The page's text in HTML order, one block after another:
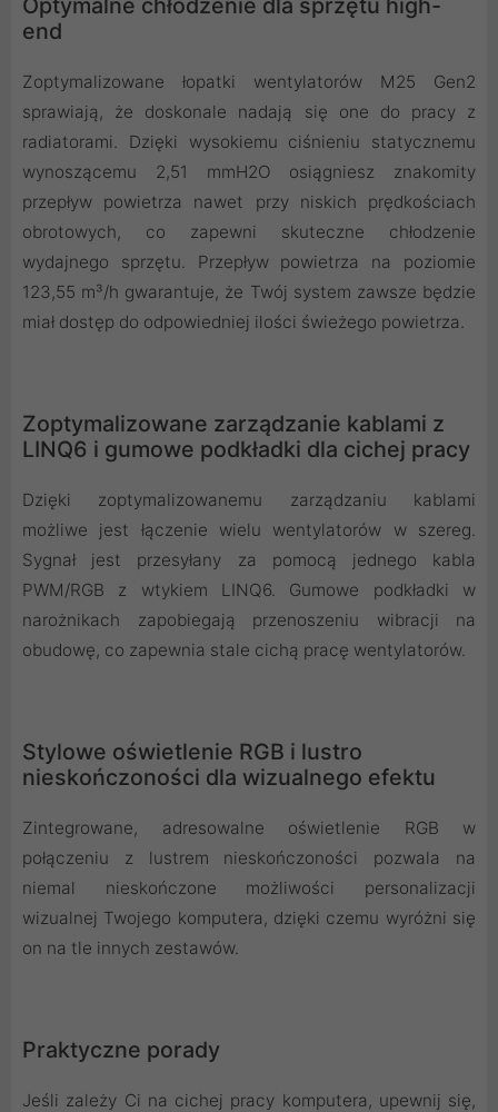
end
Zoptymalizowane łopatki wentylatorów M25 Gen2
sprawiają, że doskonale nadają się one do pracy z
radiatorami. Dzięki wysokiemu ciśnieniu statycznemu
wynoszącemu 2,51 mmH2O osiągniesz znakomity
przepływ powietrza nawet przy niskich prędkościach
obrotowych, co zapewni skuteczne chłodzenie
wydajnego sprzętu. Przepływ powietrza na poziomie
123,55 m³/h gwarantuje, że Twój system zawsze będzie
miał dostęp do odpowiedniej ilości świeżego powietrza.
Zoptymalizowane zarządzanie kablami z
LINQ6 i gumowe podkładki dla cichej pracy
Dzięki zoptymalizowanemu zarządzaniu kablami
możliwe jest łączenie wielu wentylatorów w szereg.
Sygnał jest przesyłany za pomocą jednego kabla
PWM/RGB z wtykiem LINQ6. Gumowe podkładki w
narożnikach zapobiegają przenoszeniu wibracji na
obudowę, co zapewnia stale cichą pracę wentylatorów.
Stylowe oświetlenie RGB i lustro
nieskończoności dla wizualnego efektu
Zintegrowane, adresowalne oświetlenie RGB w
połączeniu z lustrem nieskończoności pozwala na
niemal nieskończone możliwości personalizacji
wizualnej Twojego komputera, dzięki czemu wyróżni się
on na tle innych zestawów.
Praktyczne porady
Jeśli zależy Ci na cichej pracy komputera, upewnij się,